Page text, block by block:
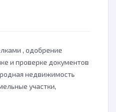
, одобрение
и проверке документов
недвижимость
участки,